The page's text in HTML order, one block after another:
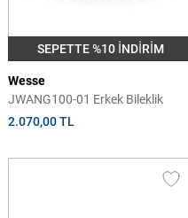
SEPETTE %10 İNDİRİM
Wesse
JWANG100-01 Erkek Bileklik
2.070,00 TL